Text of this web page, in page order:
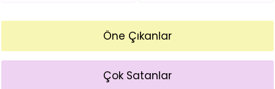
Öne Çıkanlar
Çok Satanlar